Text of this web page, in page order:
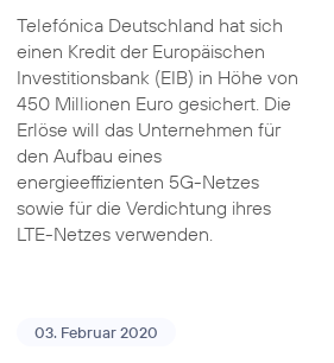
Telefónica Deutschland hat sich
einen Kredit der Europäischen
Investitionsbank (EIB) in Höhe von
450 Millionen Euro gesichert. Die
Erlöse will das Unternehmen für
den Aufbau eines
energieeffizienten 5G-Netzes
sowie für die Verdichtung ihres
LTE-Netzes verwenden.
03. Februar 2020